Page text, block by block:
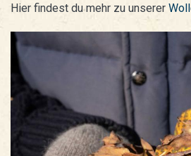
Hier findest du mehr zu unserer